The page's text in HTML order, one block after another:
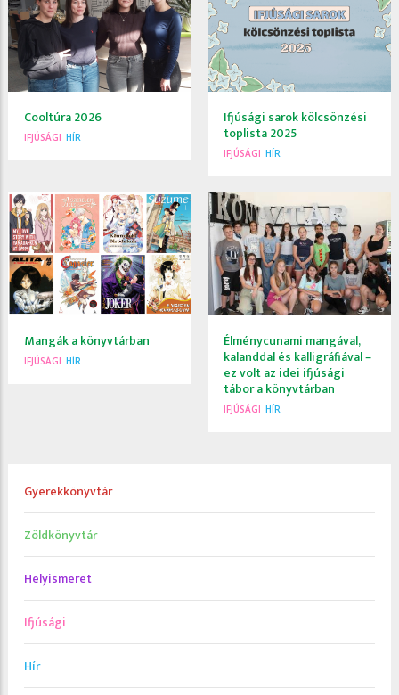
Cooltúra 2026
IFJÚSÁGI HÍR
Ifjúsági sarok kölcsönzési
toplista 2025
IFJÚSÁGI HÍR
Mangák a könyvtárban
IFJÚSÁGI HÍR
Élménycunami mangával,
kalanddal és kalligráfiával –
ez volt az idei ifjúsági
tábor a könyvtárban
IFJÚSÁGI HÍR
Gyerekkönyvtár
Zöldkönyvtár
Helyismeret
Ifjúsági
Hír